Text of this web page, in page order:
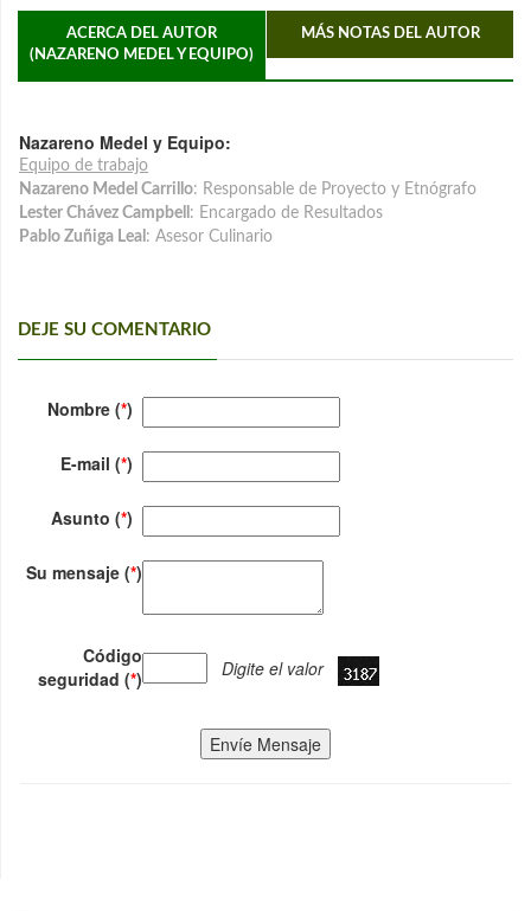
ACERCA DEL AUTOR
(NAZARENO MEDEL Y EQUIPO)
MÁS NOTAS DEL AUTOR
Nazareno Medel y Equipo:
Equipo de trabajo
Nazareno Medel Carrillo: Responsable de Proyecto y Etnógrafo
Lester Chávez Campbell : Encargado de Resultados
Pablo Zuñiga Leal : Asesor Culinario
DEJE SU COMENTARIO
Nombre (*)
E-mail (*)
Asunto (*)
Su mensaje (*)
Código
seguridad (*) Digite el valor
Envíe Mensaje